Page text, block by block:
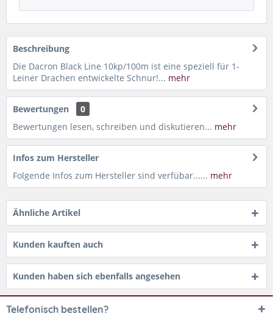
Beschreibung
Die Dacron Black Line 10kp/100m ist eine speziell für 1-
Leiner Drachen entwickelte Schnur!... mehr
Bewertungen
0
Bewertungen lesen, schreiben und diskutieren... mehr
Infos zum Hersteller
Folgende Infos zum Hersteller sind verfübar...... mehr
Ähnliche Artikel
Kunden kauften auch
Kunden haben sich ebenfalls angesehen
Telefonisch bestellen?